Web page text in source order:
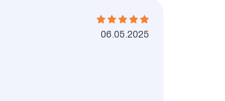
06.05.2025